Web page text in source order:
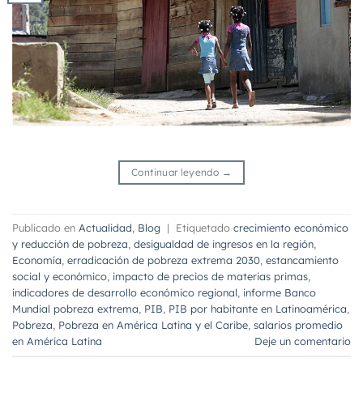
Continuar leyendo →
Publicado en Actualidad Blog | Etiquetado crecimiento económico
y reducción de pobreza desigualdad de ingresos en la región
Economía erradicación de pobreza extrema 2030 estancamiento
social y económico impacto de precios de materias primas
indicadores de desarrollo económico regional informe Banco
Mundial pobreza extrema PIB PIB por habitante en Latinoamérica
Pobreza Pobreza en América Latina y el Caribe salarios promedio
en América Latina
Deje un comentario